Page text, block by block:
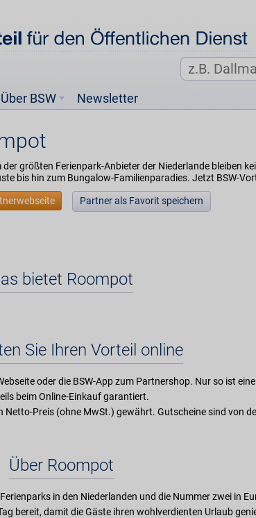
Über BSW Newsletter
der größten Ferienpark-Anbieter der Niederlande bleiben
bis hin zum Bungalow-Familienparadies. Jetzt BSW-
Partner als Favorit speichern
bietet Roompot
Sie Ihren Vorteil online
oder die BSW-App zum Partnershop. Nur so ist eine
beim Online-Einkauf garantiert.
Netto-Preis (ohne MwSt.) gewährt. Gutscheine sind von
Über Roompot
in den Niederlanden und die Nummer zwei in
bereit, damit die Gäste ihren wohlverdienten Urlaub